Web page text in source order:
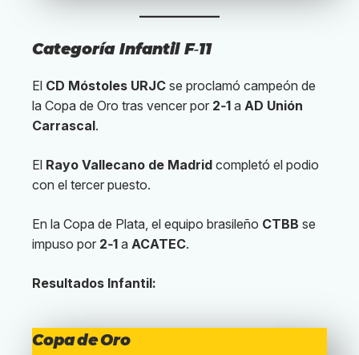
Categoría Infantil F‑11
El CD Móstoles URJC se proclamó campeón de
la Copa de Oro tras vencer por 2‑1 a AD Unión
Carrascal.
El Rayo Vallecano de Madrid completó el podio
con el tercer puesto.
En la Copa de Plata, el equipo brasileño CTBB se
impuso por 2‑1 a ACATEC.
Resultados Infantil:
Copa de Oro